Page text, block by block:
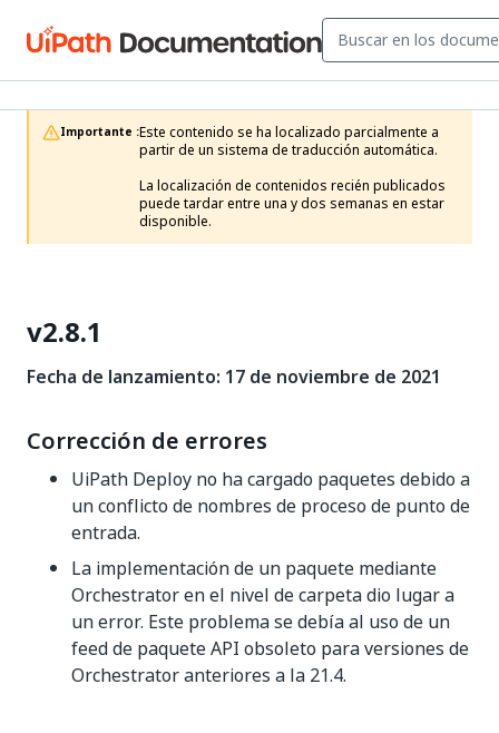
Importante :Este contenido se ha localizado parcialmente a
partir de un sistema de traducción automática.
La localización de contenidos recién publicados
puede tardar entre una y dos semanas en estar
disponible.
v2.8.1
Fecha de lanzamiento: 17 de noviembre de 2021
Corrección de errores
UiPath Deploy no ha cargado paquetes debido a
un conflicto de nombres de proceso de punto de
entrada.
La implementación de un paquete mediante
Orchestrator en el nivel de carpeta dio lugar a
un error. Este problema se debía al uso de un
feed de paquete API obsoleto para versiones de
Orchestrator anteriores a la 21.4.